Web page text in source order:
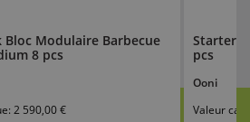
Bloc Modulaire Barbecue
8 pcs
2 590,00 €
pcs
Ooni
Valeur